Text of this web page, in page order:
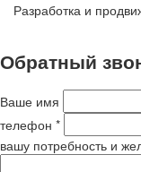
Разработка и
Обратный
Ваше имя
телефон *
вашу потребность и